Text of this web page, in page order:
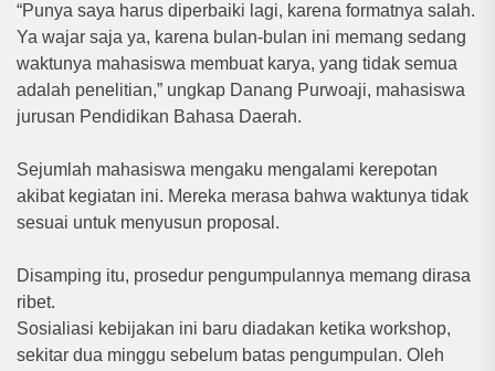
“Punya saya harus diperbaiki lagi, karena formatnya salah.
Ya wajar saja ya, karena bulan-bulan ini memang sedang
waktunya mahasiswa membuat karya, yang tidak semua
adalah penelitian,” ungkap Danang Purwoaji, mahasiswa
jurusan Pendidikan Bahasa Daerah.
Sejumlah mahasiswa mengaku mengalami kerepotan
akibat kegiatan ini. Mereka merasa bahwa waktunya tidak
sesuai untuk menyusun proposal.
Disamping itu, prosedur pengumpulannya memang dirasa
ribet.
Sosialiasi kebijakan ini baru diadakan ketika workshop,
sekitar dua minggu sebelum batas pengumpulan. Oleh